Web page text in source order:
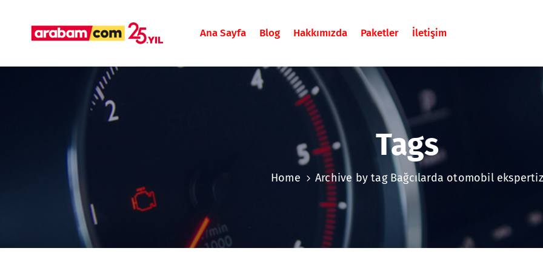
Ana Sayfa Blog Hakkımızda Paketler İletişim
Tags
Home Archive by tag Bağcılarda otomobil ekspertiz